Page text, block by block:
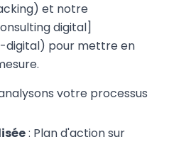
et notre
digital]
pour mettre en
votre processus
: Plan d'action sur